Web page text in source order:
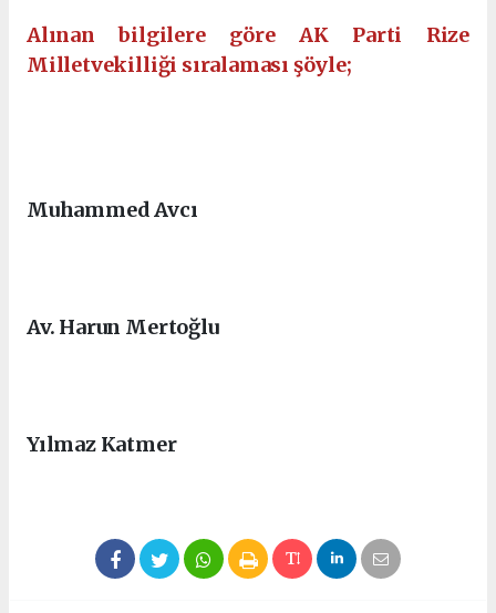
Alınan bilgilere göre AK Parti Rize
Milletvekilliği sıralaması şöyle;
Muhammed Avcı
Av. Harun Mertoğlu
Yılmaz Katmer